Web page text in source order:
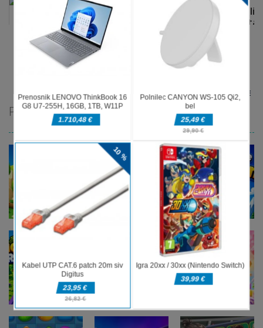
DELJENJE
PRIPOROČAMO
Season
Pixel
Miselne igre
Draw And
Save The
Stickman